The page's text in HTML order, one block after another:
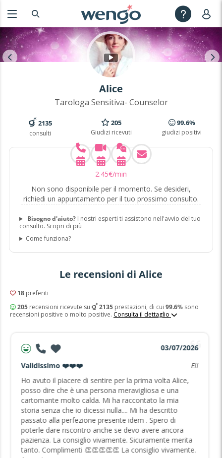
Alice
Tarologa Sensitiva- Counselor
2135
consulti
205
Giudizi ricevuti
99.6%
giudizi positivi
2.45€/min
Non sono disponibile per il momento. Se desideri,
richiedi un appuntamento per il tuo prossimo consulto.
Bisogno d'aiuto?I nostri esperti ti assistono nell'avvio del tuo
consulto. Scopri di più
Come funziona?
Le recensioni di Alice
18preferiti
205recensioni ricevute su 2135prestazioni, di cui 99.6%sono
recensioni positive o molto positive. Consulta il dettaglio
03/07/2026
Validissimo ❤️❤️❤️
Eli
Ho avuto il piacere di sentire per la prima volta Alice,
posso dire che è una persona meravigliosa e una
cartomante molto calda. Mi ha raccontato la mia
storia senza che io dicessi nulla.... Mi ha descritto
passato alla perfezione presente idem . Spero di
poterle dare riscontro anche se devo avere ancora
pazienza. La consiglio vivamente. Sicuramente merita
tanto. Complimenti 👏👏👏👏👏 La consiglio vivamente.